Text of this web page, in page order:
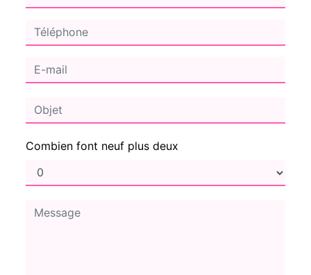
Combien font neuf plus deux